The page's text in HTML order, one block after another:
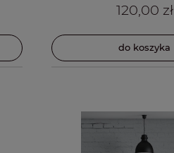
120,00 zł
do koszyka